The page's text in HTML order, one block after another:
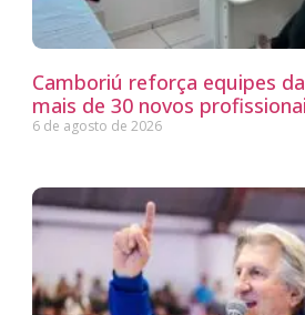
Camboriú reforça equipes
mais de 30 novos
6 de agosto de 2026